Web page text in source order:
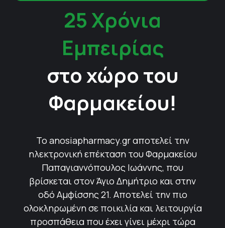
25 Χρόνια
Εμπειρίας
στο χώρο του
Φαρμακείου!
Το anosiapharmacy.gr αποτελεί την
ηλεκτρονική επέκταση του Φαρμακείου
Παπαγιαννόπουλος Ιωάννης, που
βρίσκεται στον Άγιο Δημήτριο και στην
οδό Αμφίσσης 21. Αποτελεί την πιο
ολοκληρωμένη σε ποικιλία και λειτουργία
προσπάθεια που έχει γίνει μέχρι τώρα